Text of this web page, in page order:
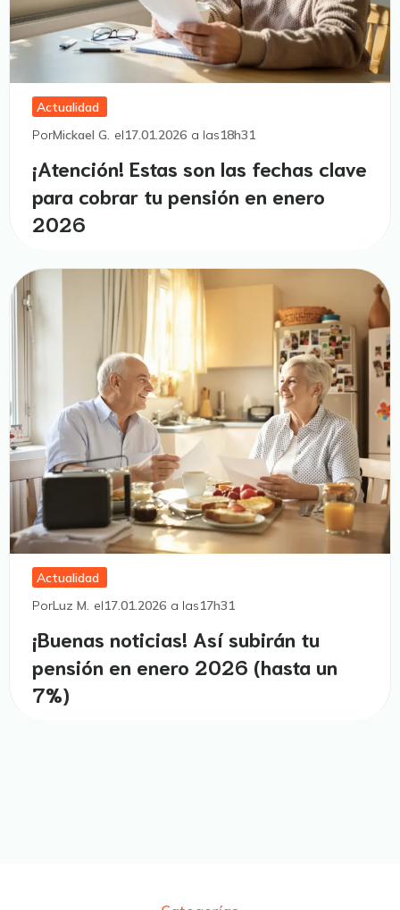
Actualidad
PorMickael G. el17.01.2026 a las18h31
¡Atención! Estas son las fechas clave
para cobrar tu pensión en enero
2026
Actualidad
PorLuz M. el17.01.2026 a las17h31
¡Buenas noticias! Así subirán tu
pensión en enero 2026 (hasta un
7%)